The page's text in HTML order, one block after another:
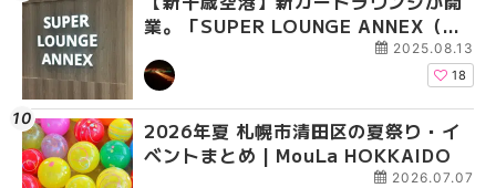
業。「SUPER LOUNGE ANNEX（ス
ーパーラウンジアネックス）」をご紹
介！！ | MouLa HOKKAIDO
2025.08.13
18
2026年夏 札幌市清田区の夏祭り・イ
ベントまとめ | MouLa HOKKAIDO
2026.07.07
ベントまとめ |
2026年夏 恵庭市・千
イベントまとめ |
業。「SUPER
ーパーラウンジアネッ
介！！ | MouLa
2026年夏 札幌市豊平
ベントまとめ |